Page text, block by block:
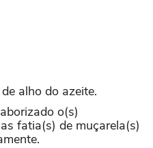
alho do azeite.
o(s)
fatia(s) de muçarela(s)